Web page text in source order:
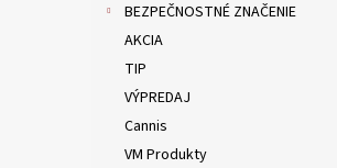
BEZPEČNOSTNÉ ZNAČENIE
AKCIA
TIP
VÝPREDAJ
Cannis
VM Produkty